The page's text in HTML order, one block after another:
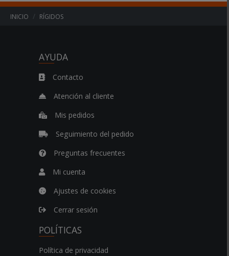
INICIO RÍGIDOS
AYUDA
Contacto
Atención al cliente
Mis pedidos
Seguimiento del pedido
Preguntas frecuentes
Mi cuenta
Ajustes de cookies
Cerrar sesión
POLÍTICAS
Política de privacidad